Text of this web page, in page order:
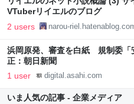
VTuberリイエルのブログ
2 users narou-
浜岡原発、審査を白紙 規制委
正：朝日新聞
1 user digital.asahi.com
いま人気の記事 - 企業メディア